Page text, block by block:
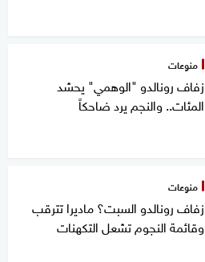
منوعات
زفاف رونالدو "الوهمي" يحشد
المئات.. والنجم يرد ضاحكاً
منوعات
زفاف رونالدو السبت؟ ماديرا تترقب
وقائمة النجوم تشعل التكهنات